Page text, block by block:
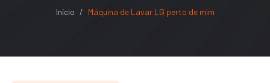
Início / Máquina de Lavar LG perto de mim